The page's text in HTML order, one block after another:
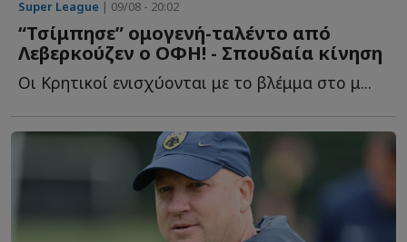
Super League | 09/08 - 20:02
“Τσίμπησε” ομογενή-ταλέντο από
Λεβερκούζεν ο ΟΦΗ! - Σπουδαία κίνηση
Οι Κρητικοί ενισχύονται με το βλέμμα στο μ...